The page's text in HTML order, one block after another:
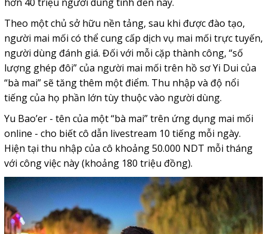
hơn 40 triệu người dùng tính đến nay.
Theo một chủ sở hữu nền tảng, sau khi được đào tạo,
người mai mối có thể cung cấp dịch vụ mai mối trực tuyến,
người dùng đánh giá. Đối với mỗi cặp thành công, “số
lượng ghép đôi” của người mai mối trên hồ sơ Yi Dui của
“bà mai” sẽ tăng thêm một điểm. Thu nhập và độ nổi
tiếng của họ phần lớn tùy thuộc vào người dùng.
Yu Bao’er - tên của một “bà mai” trên ứng dụng mai mối
online - cho biết cô dẫn livestream 10 tiếng mỗi ngày.
Hiện tại thu nhập của cô khoảng 50.000 NDT mỗi tháng
với công việc này (khoảng 180 triệu đồng).